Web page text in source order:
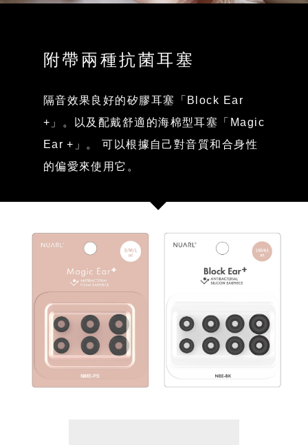
附帶兩種抗菌耳塞
隔音效果良好的矽膠耳塞「Block Ear
+」。以及配戴舒適的海棉型耳塞「Magic
Ear +」。 可以根據自己對音質和合身性
的偏愛來使用它。